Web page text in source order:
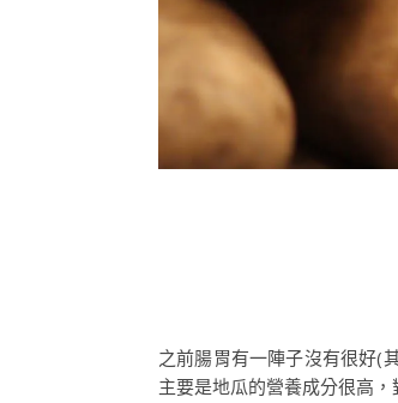
之前腸胃有一陣子沒有很好(
主要是地瓜的營養成分很高